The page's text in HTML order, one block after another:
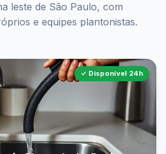
leste de São Paulo, com
e equipes plantonistas.
✓ Disponível 24h